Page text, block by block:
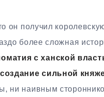
он получил
более сложная
с ханской
сильной
ни наивным